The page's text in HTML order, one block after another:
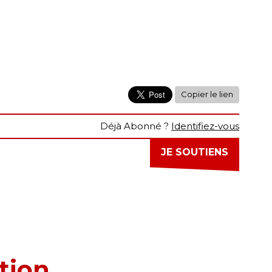
Copier le lien
Déjà Abonné ? Identifiez-vous
JE SOUTIENS